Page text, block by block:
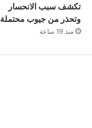
تكشف سبب الانحسار
وتحذر من جيوب محتملة
منذ 19 ساعة